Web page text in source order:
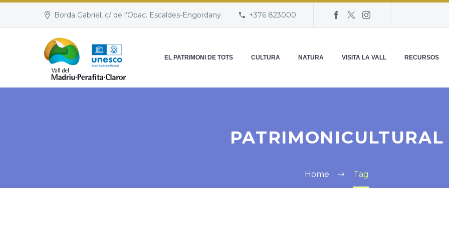
Borda Gabriel, c/ de l’Obac. Escaldes-Engordany +376 823000
EL PATRIMONI DE TOTS CULTURA NATURA VISITA LA VALL RECURSOS
PATRIMONICULTURAL
Home Tag